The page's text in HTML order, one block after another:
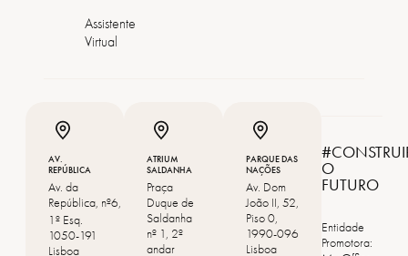
Assistente
Virtual
AV.
REPÚBLICA
Av. da
República, nº6,
1º Esq.
1050-191
Lisboa
ATRIUM
SALDANHA
Praça
Duque de
Saldanha
nº 1, 2º
andar
PARQUE DAS
NAÇÕES
Av. Dom
João II, 52,
Piso 0,
1990-096
Lisboa
O
FUTURO
Entidade
Promotora: